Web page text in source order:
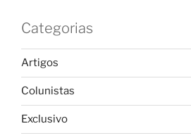
Categorias
Artigos
Colunistas
Exclusivo